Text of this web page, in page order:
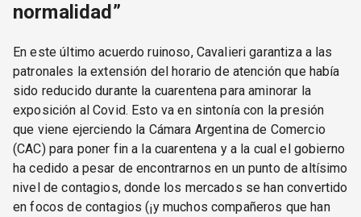
normalidad”
En este último acuerdo ruinoso, Cavalieri garantiza a las
patronales la extensión del horario de atención que había
sido reducido durante la cuarentena para aminorar la
exposición al Covid. Esto va en sintonía con la presión
que viene ejerciendo la Cámara Argentina de Comercio
(CAC) para poner fin a la cuarentena y a la cual el gobierno
ha cedido a pesar de encontrarnos en un punto de altísimo
nivel de contagios, donde los mercados se han convertido
en focos de contagios (¡y muchos compañeros que han